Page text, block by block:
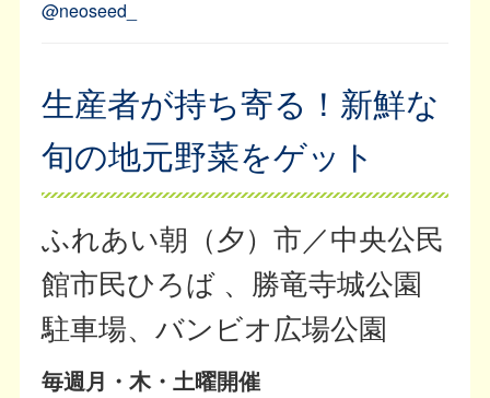
@neoseed_
生産者が持ち寄る！新鮮な
旬の地元野菜をゲット
ふれあい朝（夕）市／中央公民
館市民ひろば 、勝竜寺城公園
駐車場、バンビオ広場公園
毎週月・木・土曜開催